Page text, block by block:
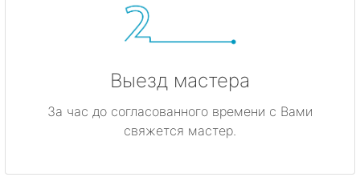
Выезд мастера
За час до согласованного времени с Вами
свяжется мастер.